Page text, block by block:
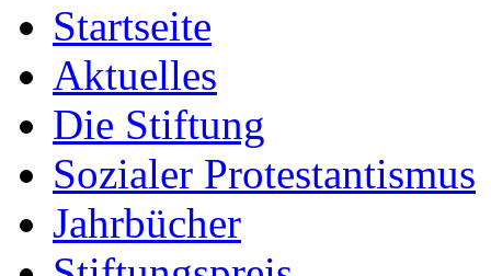
Startseite
Aktuelles
Die Stiftung
Sozialer Protestantismus
Jahrbücher